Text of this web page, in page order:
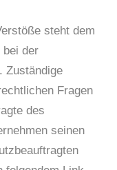
steht dem
bei der
Zuständige
Fragen
des
seinen